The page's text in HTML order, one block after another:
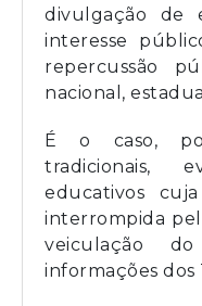
divulgação de
interesse
repercussão
nacional,
É o caso,
tradicionais,
educativos
interrompida
veiculação
informações dos